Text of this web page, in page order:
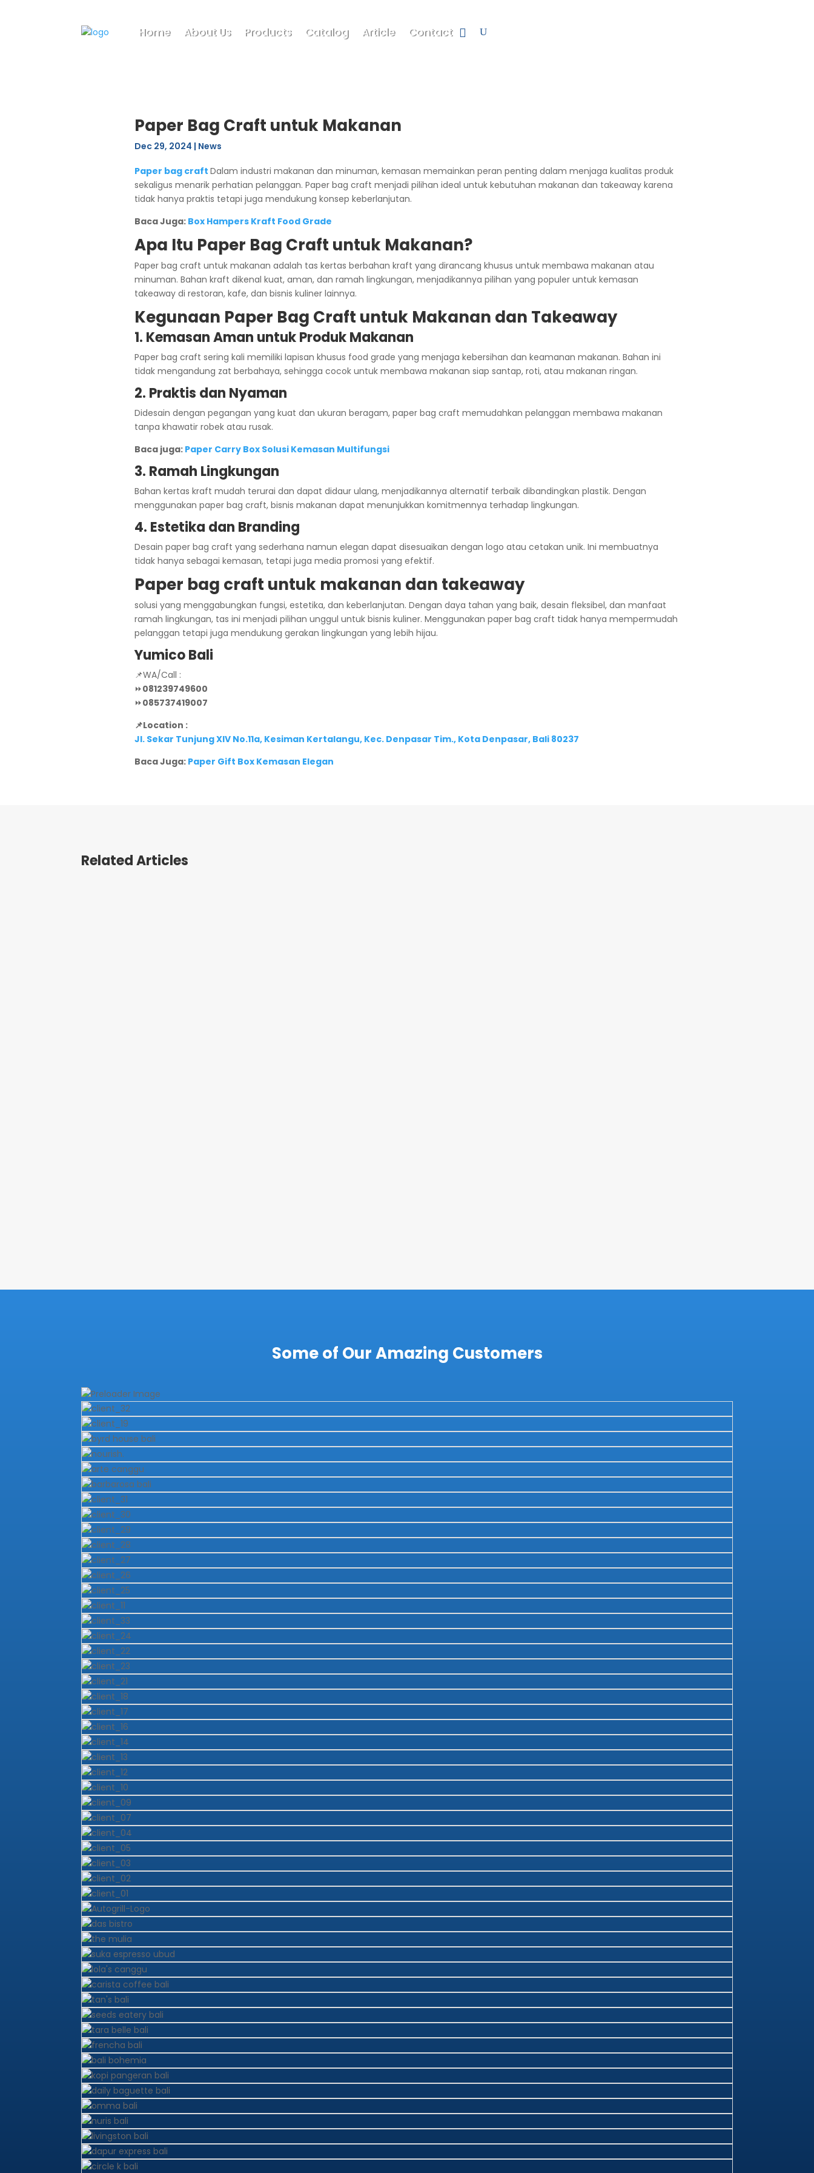
Home About Us Products Catalog Article Contact
Paper Bag Craft untuk Makanan
Dec 29, 2024 | News
Paper bag craft Dalam industri makanan dan minuman, kemasan memainkan peran penting dalam menjaga kualitas produk
sekaligus menarik perhatian pelanggan. Paper bag craft menjadi pilihan ideal untuk kebutuhan makanan dan takeaway karena
tidak hanya praktis tetapi juga mendukung konsep keberlanjutan.
Baca Juga: Box Hampers Kraft Food Grade
Apa Itu Paper Bag Craft untuk Makanan?
Paper bag craft untuk makanan adalah tas kertas berbahan kraft yang dirancang khusus untuk membawa makanan atau
minuman. Bahan kraft dikenal kuat, aman, dan ramah lingkungan, menjadikannya pilihan yang populer untuk kemasan
takeaway di restoran, kafe, dan bisnis kuliner lainnya.
Kegunaan Paper Bag Craft untuk Makanan dan Takeaway
1. Kemasan Aman untuk Produk Makanan
Paper bag craft sering kali memiliki lapisan khusus food grade yang menjaga kebersihan dan keamanan makanan. Bahan ini
tidak mengandung zat berbahaya, sehingga cocok untuk membawa makanan siap santap, roti, atau makanan ringan.
2. Praktis dan Nyaman
Didesain dengan pegangan yang kuat dan ukuran beragam, paper bag craft memudahkan pelanggan membawa makanan
tanpa khawatir robek atau rusak.
Baca juga: Paper Carry Box Solusi Kemasan Multifungsi
3. Ramah Lingkungan
Bahan kertas kraft mudah terurai dan dapat didaur ulang, menjadikannya alternatif terbaik dibandingkan plastik. Dengan
menggunakan paper bag craft, bisnis makanan dapat menunjukkan komitmennya terhadap lingkungan.
4. Estetika dan Branding
Desain paper bag craft yang sederhana namun elegan dapat disesuaikan dengan logo atau cetakan unik. Ini membuatnya
tidak hanya sebagai kemasan, tetapi juga media promosi yang efektif.
Paper bag craft untuk makanan dan takeaway
solusi yang menggabungkan fungsi, estetika, dan keberlanjutan. Dengan daya tahan yang baik, desain fleksibel, dan manfaat
ramah lingkungan, tas ini menjadi pilihan unggul untuk bisnis kuliner. Menggunakan paper bag craft tidak hanya mempermudah
pelanggan tetapi juga mendukung gerakan lingkungan yang lebih hijau.
Yumico Bali
📌WA/Call :
⏩081239749600
⏩085737419007
📌Location :
Jl. Sekar Tunjung XIV No.11a, Kesiman Kertalangu, Kec. Denpasar Tim., Kota Denpasar, Bali 80237
Baca Juga: Paper Gift Box Kemasan Elegan
Related Articles
Some of Our Amazing Customers